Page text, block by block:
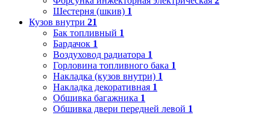
Шестерня (шкив) 1
Кузов внутри 21
Бак топливный 1
Бардачок 1
Воздуховод радиатора 1
Горловина топливного бака 1
Накладка (кузов внутри) 1
Накладка декоративная 1
Обшивка багажника 1
Обшивка двери передней левой 1